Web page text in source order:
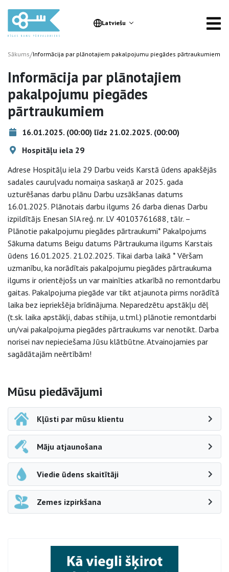
Latviešu
Sākums/Informācija par plānotajiem pakalpojumu piegādes pārtraukumiem
Informācija par plānotajiem
pakalpojumu piegādes
pārtraukumiem
16.01.2025. (00:00) līdz 21.02.2025. (00:00)
Hospitāļu iela 29
Adrese Hospitāļu iela 29 Darbu veids Karstā ūdens apakšējās
sadales cauruļvadu nomaiņa saskaņā ar 2025. gada
uzturēšanas darbu plānu Darbu uzsākšanas datums
16.01.2025. Plānotais darbu ilgums 26 darba dienas Darbu
izpildītājs Enesan SIA reģ. nr. LV 40103761688, tālr. –
Plānotie pakalpojumu piegādes pārtraukumi* Pakalpojums
Sākuma datums Beigu datums Pārtraukuma ilgums Karstais
ūdens 16.01.2025. 21.02.2025. Tikai darba laikā * Vēršam
uzmanību, ka norādītais pakalpojumu piegādes pārtraukuma
ilgums ir orientējošs un var mainīties atkarībā no remontdarbu
gaitas. Pakalpojuma piegāde var tikt atjaunota pirms norādītā
laika bez iepriekšēja brīdinājuma. Neparedzētu apstākļu dēļ
(t.sk. laika apstākļi, dabas stihija, u.tml.) plānotie remontdarbi
un/vai pakalpojuma piegādes pārtraukums var nenotikt. Darba
norisei nav nepieciešama Jūsu klātbūtne. Atvainojamies par
sagādātajām neērtībām!
Sāna navigācija
Mūsu piedāvājumi
Kļūsti par mūsu klientu
Māju atjaunošana
Viedie ūdens skaitītāji
Zemes izpirkšana